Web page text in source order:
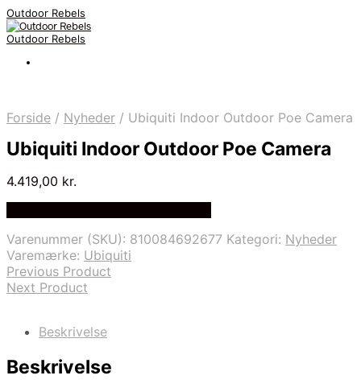
Outdoor Rebels
Outdoor Rebels
Forside / Nyheder / Ubiquiti Indoor Outdoor Poe Camera
Ubiquiti Indoor Outdoor Poe Camera
4.419,00 kr.
Varenummer (SKU): 810084692677 Kategori: Nyheder
Varemærke: Ubiquiti
Previous Product
Next Product
Beskrivelse
Beskrivelse